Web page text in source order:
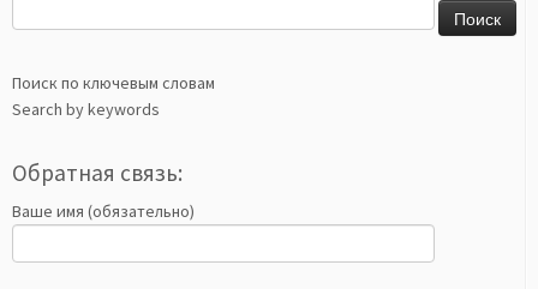
Поиск по ключевым словам
Search by keywords
Обратная связь:
Ваше имя (обязательно)